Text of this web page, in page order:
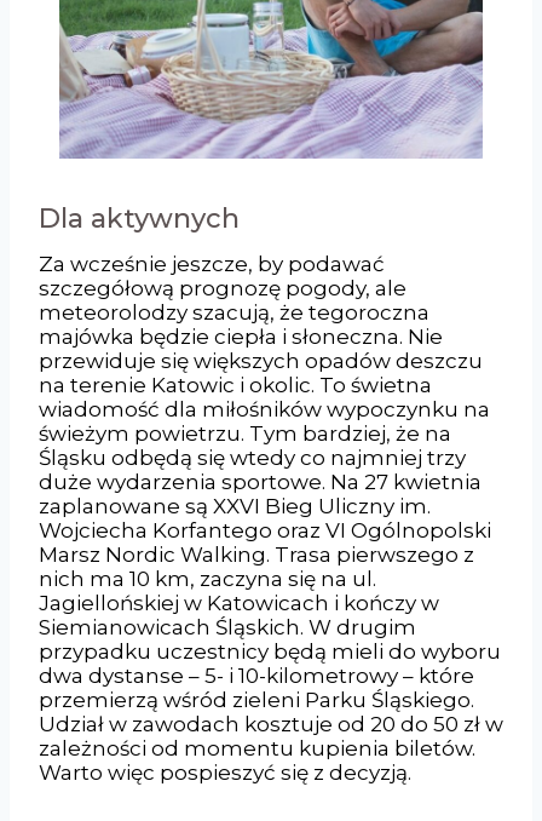
Dla aktywnych
Za wcześnie jeszcze, by podawać
szczegółową prognozę pogody, ale
meteorolodzy szacują, że tegoroczna
majówka będzie ciepła i słoneczna. Nie
przewiduje się większych opadów deszczu
na terenie Katowic i okolic. To świetna
wiadomość dla miłośników wypoczynku na
świeżym powietrzu. Tym bardziej, że na
Śląsku odbędą się wtedy co najmniej trzy
duże wydarzenia sportowe. Na 27 kwietnia
zaplanowane są XXVI Bieg Uliczny im.
Wojciecha Korfantego oraz VI Ogólnopolski
Marsz Nordic Walking. Trasa pierwszego z
nich ma 10 km, zaczyna się na ul.
Jagiellońskiej w Katowicach i kończy w
Siemianowicach Śląskich. W drugim
przypadku uczestnicy będą mieli do wyboru
dwa dystanse – 5- i 10-kilometrowy – które
przemierzą wśród zieleni Parku Śląskiego.
Udział w zawodach kosztuje od 20 do 50 zł w
zależności od momentu kupienia biletów.
Warto więc pospieszyć się z decyzją.